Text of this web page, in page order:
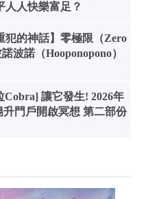
人人快樂富足？
犯的神話】零極限（Zero
波諾（Hooponopono）
Cobra] 讓它發生! 2026年
升門戶開啟冥想 第二部份